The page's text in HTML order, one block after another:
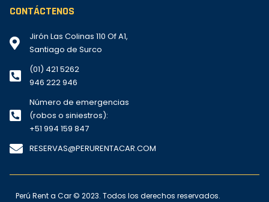
CONTÁCTENOS
Jirón Las Colinas 110 Of A1,
Santiago de Surco
(01) 421 5262
946 222 946
Número de emergencias
(robos o siniestros):
+51 994 159 847
RESERVAS@PERURENTACAR.COM
Perú Rent a Car © 2023. Todos los derechos reservados.